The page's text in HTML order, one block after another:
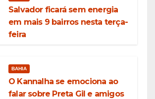
Salvador ficará sem energia
em mais 9 bairros nesta terça-
feira
BAHIA
O Kannalha se emociona ao
falar sobre Preta Gil e amigos